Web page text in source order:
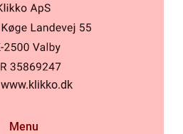
www.klikko.dk
Menu